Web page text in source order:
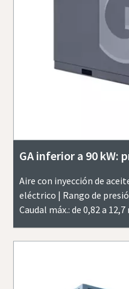
GA inferior a 90 kW:
Aire con inyección de
eléctrico | Rango de
Caudal máx.: de 0,82 a